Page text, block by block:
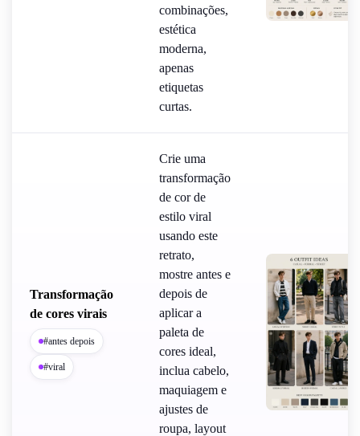
combinações,
estética
moderna,
apenas
etiquetas
curtas.
Transformação
de cores virais
#antes depois
#viral
Crie uma
transformação
de cor de
estilo viral
usando este
retrato,
mostre antes e
depois de
aplicar a
paleta de
cores ideal,
inclua cabelo,
maquiagem e
ajustes de
roupa, layout